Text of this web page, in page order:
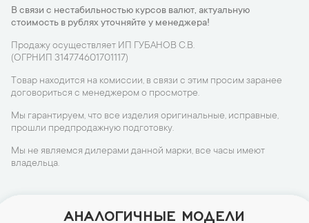
В связи с нестабильностью курсов валют, актуальную
стоимость в рублях уточняйте у менеджера!
Продажу осуществляет ИП ГУБАНОВ С.В.
(ОГРНИП 314774601701117)
Товар находится на комиссии, в связи с этим просим заранее
договориться с менеджером о просмотре.
Мы гарантируем, что все изделия оригинальные, исправные,
прошли предпродажную подготовку.
Мы не являемся дилерами данной марки, все часы имеют
владельца.
АНАЛОГИЧНЫЕ МОДЕЛИ